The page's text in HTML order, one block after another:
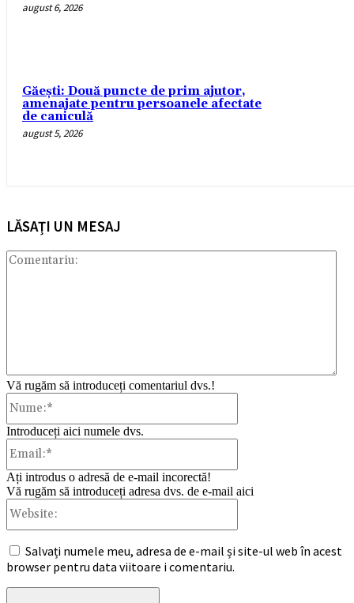
august 6, 2026
Găești: Două puncte de prim ajutor,
amenajate pentru persoanele afectate
de caniculă
august 5, 2026
LĂSAȚI UN MESAJ
Vă rugăm să introduceți comentariul dvs.!
Introduceți aici numele dvs.
Ați introdus o adresă de e-mail incorectă!
Vă rugăm să introduceți adresa dvs. de e-mail aici
Salvați numele meu, adresa de e-mail și site-ul web în acest
browser pentru data viitoare i comentariu.